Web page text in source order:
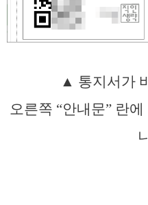
▲ 통지서가
오른쪽 “안내문” 란